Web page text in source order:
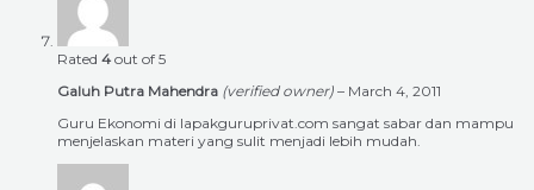
Rated 4 out of 5
Galuh Putra Mahendra (verified owner) – March 4, 2011
Guru Ekonomi di lapakguruprivat.com sangat sabar dan mampu
menjelaskan materi yang sulit menjadi lebih mudah.